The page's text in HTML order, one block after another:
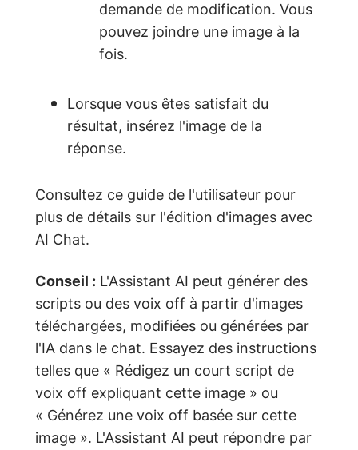
demande de modification. Vous
pouvez joindre une image à la
fois.
Lorsque vous êtes satisfait du
résultat, insérez l'image de la
réponse.
Consultez ce guide de l'utilisateur pour
plus de détails sur l'édition d'images avec
AI Chat.
Conseil : L'Assistant AI peut générer des
scripts ou des voix off à partir d'images
téléchargées, modifiées ou générées par
l'IA dans le chat. Essayez des instructions
telles que « Rédigez un court script de
voix off expliquant cette image » ou
« Générez une voix off basée sur cette
image ». L'Assistant AI peut répondre par